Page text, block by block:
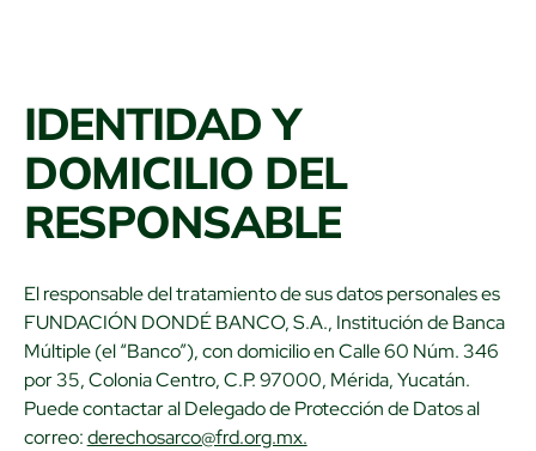
IDENTIDAD Y
DOMICILIO DEL
RESPONSABLE
El responsable del tratamiento de sus datos personales es
FUNDACIÓN DONDÉ BANCO, S.A., Institución de Banca
Múltiple (el “Banco”), con domicilio en Calle 60 Núm. 346
por 35, Colonia Centro, C.P. 97000, Mérida, Yucatán.
Puede contactar al Delegado de Protección de Datos al
correo:derechosarco@frd.org.mx.